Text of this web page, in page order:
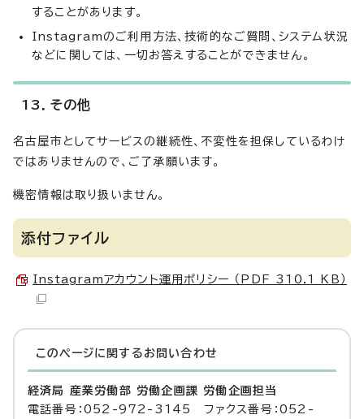
することがあります。
Instagramのご利用方法、技術的なご質問、システム状況
などに関しては、一切お答えすることができません。
13．その他
名古屋市としてサービスの継続性、不変性を担保しているわけ
ではありませんので、ご了承願います。
機密情報は取り扱いません。
添付ファイル
Instagramアカウント運用ポリシー （PDF 310.1 KB）
このページに関する お問い合わせ
経済局 産業労働部 労働企画課 労働企画担当
電話番号：052-972-3145 ファクス番号：052-